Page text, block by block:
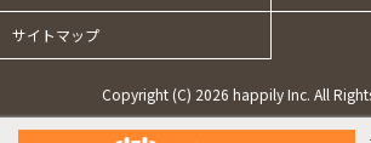
サイトマップ
Copyright (C) 2026 happily Inc. All